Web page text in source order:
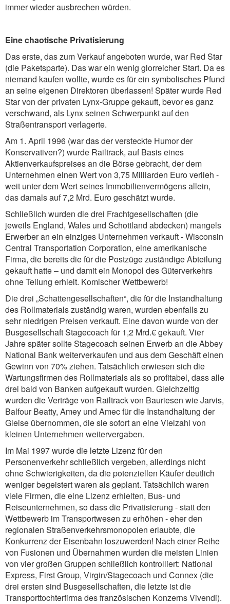
immer wieder ausbrechen würden.
Eine chaotische Privatisierung
Das erste, das zum Verkauf angeboten wurde, war Red Star
(die Paketsparte). Das war ein wenig glorreicher Start. Da es
niemand kaufen wollte, wurde es für ein symbolisches Pfund
an seine eigenen Direktoren überlassen! Später wurde Red
Star von der privaten Lynx-Gruppe gekauft, bevor es ganz
verschwand, als Lynx seinen Schwerpunkt auf den
Straßentransport verlagerte.
Am 1. April 1996 (war das der versteckte Humor der
Konservativen?) wurde Railtrack, auf Basis eines
Aktienverkaufspreises an die Börse gebracht, der dem
Unternehmen einen Wert von 3,75 Milliarden Euro verlieh -
weit unter dem Wert seines Immobilienvermögens allein,
das damals auf 7,2 Mrd. Euro geschätzt wurde.
Schließlich wurden die drei Frachtgesellschaften (die
jeweils England, Wales und Schottland abdecken) mangels
Erwerber an ein einziges Unternehmen verkauft - Wisconsin
Central Transportation Corporation, eine amerikanische
Firma, die bereits die für die Postzüge zuständige Abteilung
gekauft hatte – und damit ein Monopol des Güterverkehrs
ohne Teilung erhielt. Komischer Wettbewerb!
Die drei „Schattengesellschaften“, die für die Instandhaltung
des Rollmaterials zuständig waren, wurden ebenfalls zu
sehr niedrigen Preisen verkauft. Eine davon wurde von der
Busgesellschaft Stagecoach für 1,2 Mrd.€ gekauft. Vier
Jahre später sollte Stagecoach seinen Erwerb an die Abbey
National Bank weiterverkaufen und aus dem Geschäft einen
Gewinn von 70% ziehen. Tatsächlich erwiesen sich die
Wartungsfirmen des Rollmaterials als so profitabel, dass alle
drei bald von Banken aufgekauft wurden. Gleichzeitig
wurden die Verträge von Railtrack von Bauriesen wie Jarvis,
Balfour Beatty, Amey und Amec für die Instandhaltung der
Gleise übernommen, die sie sofort an eine Vielzahl von
kleinen Unternehmen weitervergaben.
Im Mai 1997 wurde die letzte Lizenz für den
Personenverkehr schließlich vergeben, allerdings nicht
ohne Schwierigkeiten, da die potenziellen Käufer deutlich
weniger begeistert waren als geplant. Tatsächlich waren
viele Firmen, die eine Lizenz erhielten, Bus- und
Reiseunternehmen, so dass die Privatisierung - statt den
Wettbewerb im Transportwesen zu erhöhen - eher den
regionalen Straßenverkehrsmonopolen erlaubte, die
Konkurrenz der Eisenbahn loszuwerden! Nach einer Reihe
von Fusionen und Übernahmen wurden die meisten Linien
von vier großen Gruppen schließlich kontrolliert: National
Express, First Group, Virgin/Stagecoach und Connex (die
drei ersten sind Busgesellschaften, die letzte ist die
Transporttochterfirma des französischen Konzerns Vivendi).